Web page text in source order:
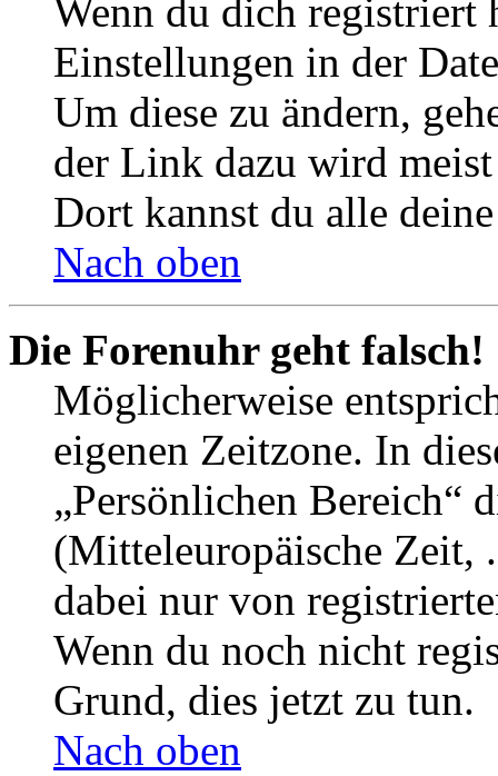
Wenn du dich registriert
Einstellungen in der
Um diese zu ändern,
der Link dazu wird
Dort kannst du alle
Nach oben
Die Forenuhr geht falsch!
Möglicherweise
eigenen Zeitzone. In
„Persönlichen Bereich“
(Mitteleuropäische Zeit,
dabei nur von
Wenn du noch nicht
Grund, dies jetzt zu tun.
Nach oben